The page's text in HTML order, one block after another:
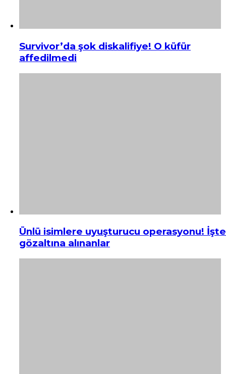
Survivor’da şok diskalifiye! O küfür
affedilmedi
Ünlü isimlere uyuşturucu operasyonu! İşte
gözaltına alınanlar